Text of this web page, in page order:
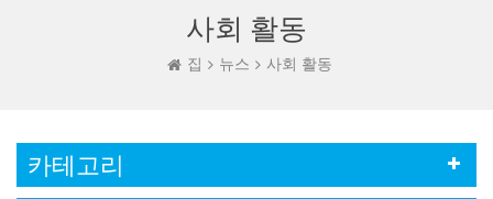
사회 활동
집 뉴스 사회 활동
카테고리